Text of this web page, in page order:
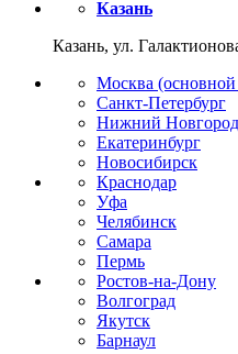
Казань
Казань, ул.
Москва
Санкт-Петербург
Нижний Новгород
Екатеринбург
Новосибирск
Краснодар
Уфа
Челябинск
Самара
Пермь
Ростов-на-Дону
Волгоград
Якутск
Барнаул